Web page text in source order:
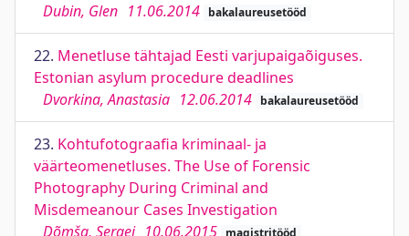
Dubin, Glen 11.06.2014 bakalaureusetööd
22. Menetluse tähtajad Eesti varjupaigaõiguses.
Estonian asylum procedure deadlines
Dvorkina, Anastasia 12.06.2014 bakalaureusetööd
23. Kohtufotograafia kriminaal- ja
väärteomenetluses. The Use of Forensic
Photography During Criminal and
Misdemeanour Cases Investigation
Dõmša, Sergei 10.06.2015 magistritööd